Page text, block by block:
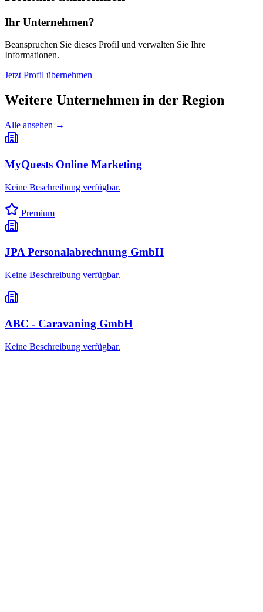
Ihr Unternehmen?
Beanspruchen Sie dieses Profil und verwalten Sie Ihre
Informationen.
Jetzt Profil übernehmen
Weitere Unternehmen in der Region
Alle ansehen →
MyQuests Online Marketing
Keine Beschreibung verfügbar.
Premium
JPA Personalabrechnung GmbH
Keine Beschreibung verfügbar.
ABC - Caravaning GmbH
Keine Beschreibung verfügbar.